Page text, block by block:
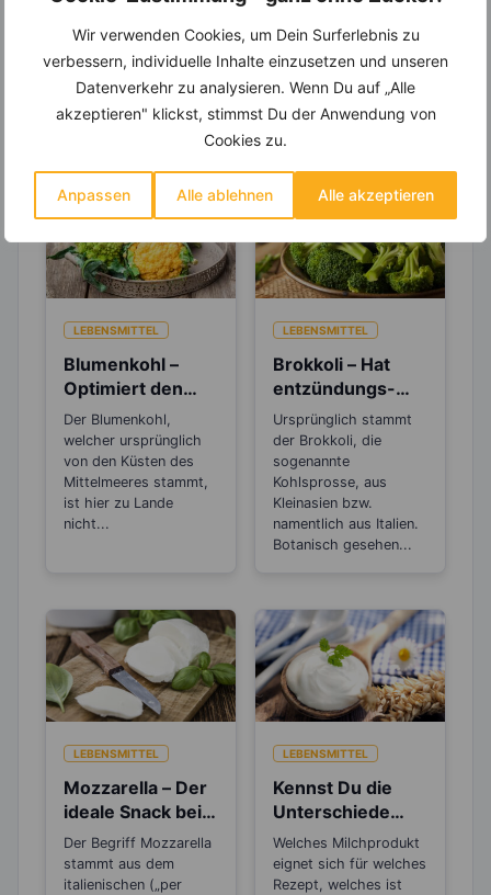
Wir verwenden Cookies, um Dein Surferlebnis zu
verbessern, individuelle Inhalte einzusetzen und unseren
Datenverkehr zu analysieren. Wenn Du auf „Alle
akzeptieren" klickst, stimmst Du der Anwendung von
Cookies zu.
Anpassen Alle ablehnen Alle akzeptieren
Erfahre mehr über die Zutaten
dieses Rezepts
LEBENSMITTEL
Blumenkohl –
Optimiert den
pH-Wert im Blut
und schützt vor
Übersäuerung
Der Blumenkohl,
welcher ursprünglich
von den Küsten des
Mittelmeeres stammt,
ist hier zu Lande
nicht...
LEBENSMITTEL
Brokkoli – Hat
entzündungs-
und
krebshemmende
Wirkung
Ursprünglich stammt
der Brokkoli, die
sogenannte
Kohlsprosse, aus
Kleinasien bzw.
namentlich aus Italien.
Botanisch gesehen...
LEBENSMITTEL
Mozzarella – Der
ideale Snack beim
Abnehmen
Der Begriff Mozzarella
stammt aus dem
italienischen („per
LEBENSMITTEL
Kennst Du die
Unterschiede
zwischen Sahne,
Saurer Sahne,
Creme Fraiche,
Welches Milchprodukt
eignet sich für welches
Rezept, welches ist